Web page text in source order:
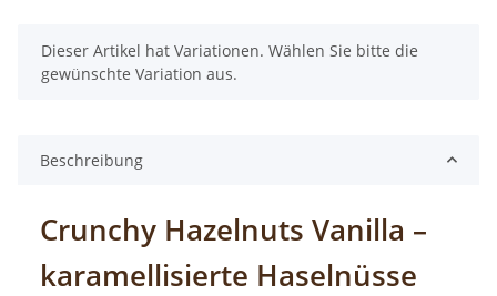
x
Dieser Artikel hat Variationen. Wählen Sie bitte die
gewünschte Variation aus.
Beschreibung
Crunchy Hazelnuts Vanilla –
karamellisierte Haselnüsse